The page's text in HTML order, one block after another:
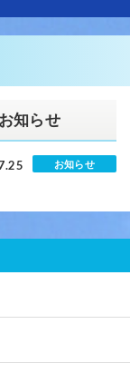
知らせ
お知らせ